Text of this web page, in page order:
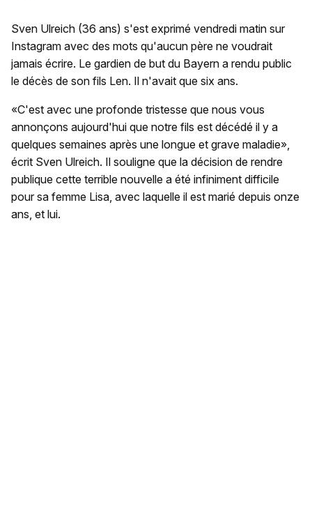
Sven Ulreich (36 ans) s'est exprimé vendredi matin sur
Instagram avec des mots qu'aucun père ne voudrait
jamais écrire. Le gardien de but du Bayern a rendu public
le décès de son fils Len. Il n'avait que six ans.
«C'est avec une profonde tristesse que nous vous
annonçons aujourd'hui que notre fils est décédé il y a
quelques semaines après une longue et grave maladie»,
écrit Sven Ulreich. Il souligne que la décision de rendre
publique cette terrible nouvelle a été infiniment difficile
pour sa femme Lisa, avec laquelle il est marié depuis onze
ans, et lui.